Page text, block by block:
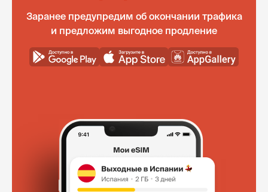
Заранее предупредим об окончании трафика
и предложим выгодное продление